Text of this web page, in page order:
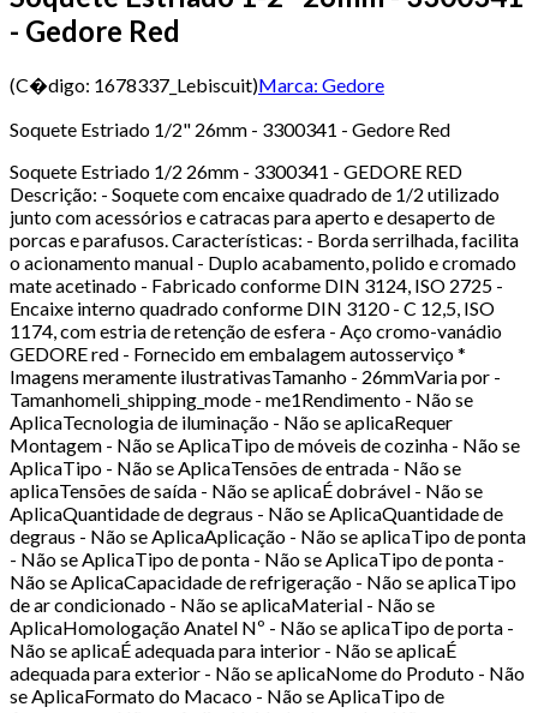
- Gedore Red
(C�digo: 1678337_Lebiscuit)Marca: Gedore
Soquete Estriado 1/2" 26mm - 3300341 - Gedore Red
Soquete Estriado 1/2 26mm - 3300341 - GEDORE RED
Descrição: - Soquete com encaixe quadrado de 1/2 utilizado
junto com acessórios e catracas para aperto e desaperto de
porcas e parafusos. Características: - Borda serrilhada, facilita
o acionamento manual - Duplo acabamento, polido e cromado
mate acetinado - Fabricado conforme DIN 3124, ISO 2725 -
Encaixe interno quadrado conforme DIN 3120 - C 12,5, ISO
1174, com estria de retenção de esfera - Aço cromo-vanádio
GEDORE red - Fornecido em embalagem autosserviço *
Imagens meramente ilustrativasTamanho - 26mmVaria por -
Tamanhomeli_shipping_mode - me1Rendimento - Não se
AplicaTecnologia de iluminação - Não se aplicaRequer
Montagem - Não se AplicaTipo de móveis de cozinha - Não se
AplicaTipo - Não se AplicaTensões de entrada - Não se
aplicaTensões de saída - Não se aplicaÉ dobrável - Não se
AplicaQuantidade de degraus - Não se AplicaQuantidade de
degraus - Não se AplicaAplicação - Não se aplicaTipo de ponta
- Não se AplicaTipo de ponta - Não se AplicaTipo de ponta -
Não se AplicaCapacidade de refrigeração - Não se aplicaTipo
de ar condicionado - Não se aplicaMaterial - Não se
AplicaHomologação Anatel Nº - Não se aplicaTipo de porta -
Não se aplicaÉ adequada para interior - Não se aplicaÉ
adequada para exterior - Não se aplicaNome do Produto - Não
se AplicaFormato do Macaco - Não se AplicaTipo de